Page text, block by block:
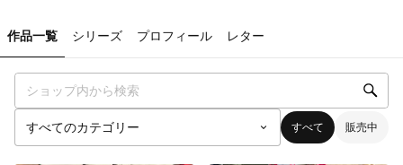
作品一覧 シリーズ プロフィール レター
すべて 販売中